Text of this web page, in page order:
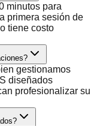
minutos para
primera sesión de
tiene costo
gestionamos
diseñados
profesionalizar su